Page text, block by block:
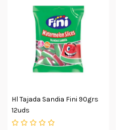
Hl Tajada Sandia Fini 90grs
12uds